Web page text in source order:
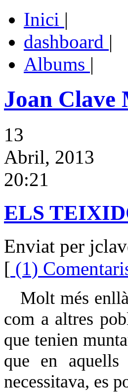
Inici |
dashboard |
Albums |
Joan Clave
13
Abril, 2013
20:21
ELS
Enviat per
[ (1)
Molt més
com a altres
que tenien
que en
necessitava, es